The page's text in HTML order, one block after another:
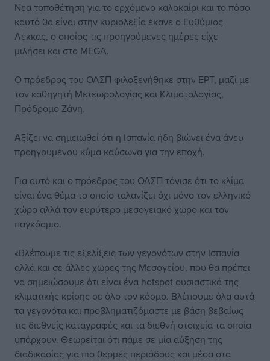
Νέα τοποθέτηση για το ερχόμενο καλοκαίρι και το πόσο
καυτό θα είναι στην κυριολεξία έκανε ο Ευθύμιος
Λέκκας, ο οποίος τις προηγούμενες ημέρες είχε
μιλήσει και στο MEGA.
Ο πρόεδρος του ΟΑΣΠ φιλοξενήθηκε στην ΕΡΤ, μαζί με
τον καθηγητή Μετεωρολογίας και Κλιματολογίας,
Πρόδρομο Ζάνη.
Αξίζει να σημειωθεί ότι η Ισπανία ήδη βιώνει ένα άνευ
προηγουμένου κύμα καύσωνα για την εποχή.
Για αυτό και ο πρόεδρος του ΟΑΣΠ τόνισε ότι το κλίμα
είναι ένα θέμα το οποίο ταλανίζει όχι μόνο τον ελληνικό
χώρο αλλά τον ευρύτερο μεσογειακό χώρο και τον
παγκόσμιο.
«Βλέπουμε τις εξελίξεις των γεγονότων στην Ισπανία
αλλά και σε άλλες χώρες της Μεσογείου, που θα πρέπει
να σημειώσουμε ότι είναι ένα hotspot ουσιαστικά της
κλιματικής κρίσης σε όλο τον κόσμο. Βλέπουμε όλα αυτά
τα γεγονότα και προβληματιζόμαστε με βάση βεβαίως
τις διεθνείς καταγραφές και τα διεθνή στοιχεία τα οποία
υπάρχουν. Θεωρείται ότι πάμε σε μία αύξηση της
διαδικασίας για πιο θερμές περιόδους και μέσα στα